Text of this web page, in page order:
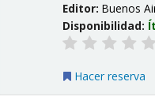
Editor:Buenos
Disponibilidad:
Hacer reserva